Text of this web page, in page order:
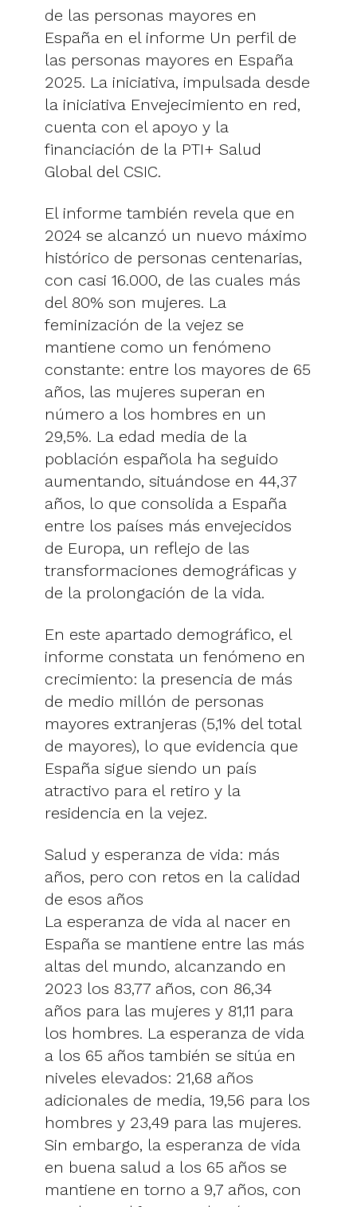
de las personas mayores en
España en el informe Un perfil de
las personas mayores en España
2025. La iniciativa, impulsada desde
la iniciativa Envejecimiento en red,
cuenta con el apoyo y la
financiación de la PTI+ Salud
Global del CSIC.
El informe también revela que en
2024 se alcanzó un nuevo máximo
histórico de personas centenarias,
con casi 16.000, de las cuales más
del 80% son mujeres. La
feminización de la vejez se
mantiene como un fenómeno
constante: entre los mayores de 65
años, las mujeres superan en
número a los hombres en un
29,5%. La edad media de la
población española ha seguido
aumentando, situándose en 44,37
años, lo que consolida a España
entre los países más envejecidos
de Europa, un reflejo de las
transformaciones demográficas y
de la prolongación de la vida.
En este apartado demográfico, el
informe constata un fenómeno en
crecimiento: la presencia de más
de medio millón de personas
mayores extranjeras (5,1% del total
de mayores), lo que evidencia que
España sigue siendo un país
atractivo para el retiro y la
residencia en la vejez.
Salud y esperanza de vida: más
años, pero con retos en la calidad
de esos años
La esperanza de vida al nacer en
España se mantiene entre las más
altas del mundo, alcanzando en
2023 los 83,77 años, con 86,34
años para las mujeres y 81,11 para
los hombres. La esperanza de vida
a los 65 años también se sitúa en
niveles elevados: 21,68 años
adicionales de media, 19,56 para los
hombres y 23,49 para las mujeres.
Sin embargo, la esperanza de vida
en buena salud a los 65 años se
mantiene en torno a 9,7 años, con